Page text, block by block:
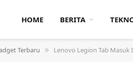
HOME BERITA
Terbaru » Lenovo Legion Tab Masuk